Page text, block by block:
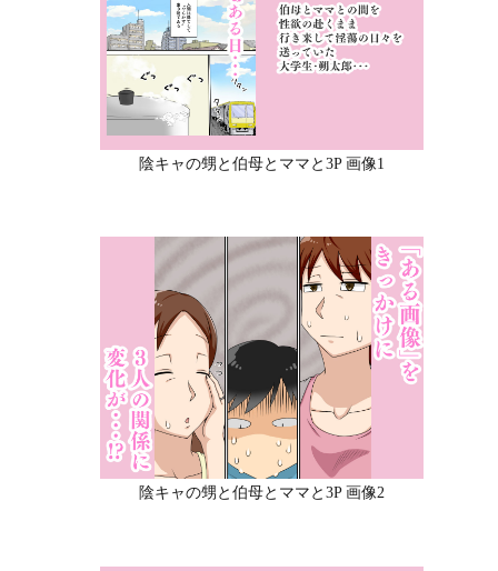
陰キャの甥と伯母とママと3P 画像1
陰キャの甥と伯母とママと3P 画像2